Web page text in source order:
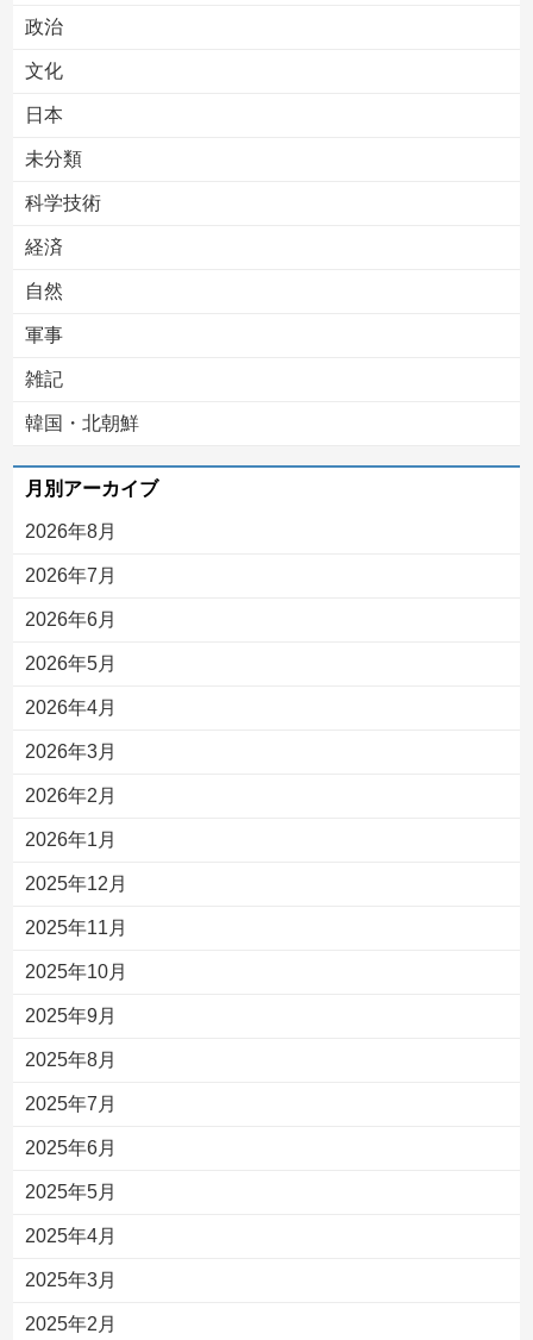
政治
文化
日本
未分類
科学技術
経済
自然
軍事
雑記
韓国・北朝鮮
月別アーカイブ
2026年8月
2026年7月
2026年6月
2026年5月
2026年4月
2026年3月
2026年2月
2026年1月
2025年12月
2025年11月
2025年10月
2025年9月
2025年8月
2025年7月
2025年6月
2025年5月
2025年4月
2025年3月
2025年2月